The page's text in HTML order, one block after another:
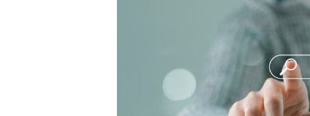
メッセージの作成
業務の自動化